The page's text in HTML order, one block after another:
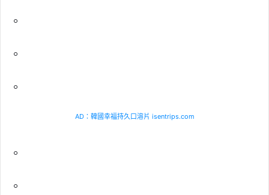
。
。
。
AD：韓國幸福持久口溶片 isentrips.com
。
。